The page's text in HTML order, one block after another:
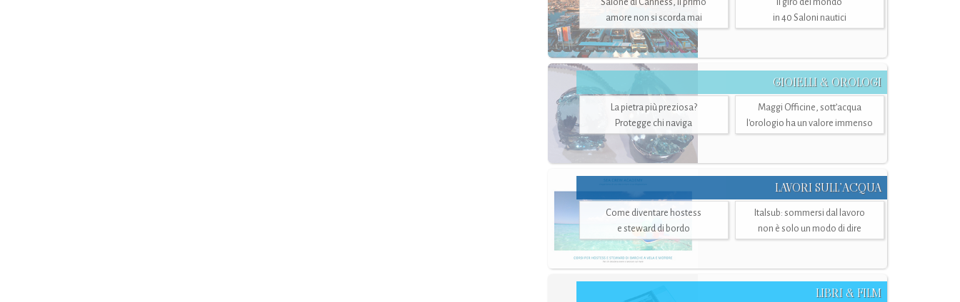
amore non si scorda mai
in 40 Saloni nautici
GIOIELLI & OROLOGI
La pietra più preziosa?
Protegge chi naviga
Maggi Officine, sott’acqua
l'orologio ha un valore immenso
LAVORI SULL’ACQUA
Come diventare hostess
e steward di bordo
Italsub: sommersi dal lavoro
non è solo un modo di dire
LIBRI & FILM